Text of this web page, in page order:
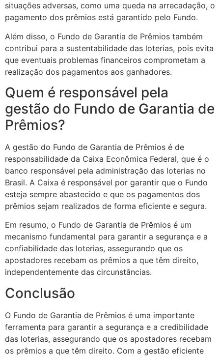
situações adversas, como uma queda na arrecadação, o
pagamento dos prêmios está garantido pelo Fundo.
Além disso, o Fundo de Garantia de Prêmios também
contribui para a sustentabilidade das loterias, pois evita
que eventuais problemas financeiros comprometam a
realização dos pagamentos aos ganhadores.
Quem é responsável pela
gestão do Fundo de Garantia de
Prêmios?
A gestão do Fundo de Garantia de Prêmios é de
responsabilidade da Caixa Econômica Federal, que é o
banco responsável pela administração das loterias no
Brasil. A Caixa é responsável por garantir que o Fundo
esteja sempre abastecido e que os pagamentos dos
prêmios sejam realizados de forma eficiente e segura.
Em resumo, o Fundo de Garantia de Prêmios é um
mecanismo fundamental para garantir a segurança e a
confiabilidade das loterias, assegurando que os
apostadores recebam os prêmios a que têm direito,
independentemente das circunstâncias.
Conclusão
O Fundo de Garantia de Prêmios é uma importante
ferramenta para garantir a segurança e a credibilidade
das loterias, assegurando que os apostadores recebam
os prêmios a que têm direito. Com a gestão eficiente